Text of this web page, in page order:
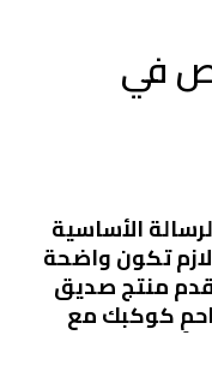
في
الأساسية
تكون واضحة
منتج صديق
كوكبك مع